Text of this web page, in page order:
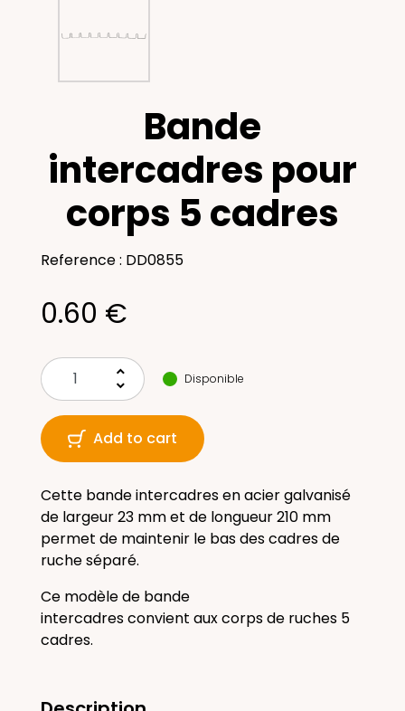
Bande
intercadres pour
corps 5 cadres
Reference : DD0855
0.60 €
keyboard_arrow_up
keyboard_arrow_down
Disponible
Add to cart
Cette bande intercadres en acier galvanisé
de largeur 23 mm et de longueur 210 mm
permet de maintenir le bas descadres de
rucheséparé.
Ce modèle de bande
intercadresconvient aux corps de ruches 5
cadres.